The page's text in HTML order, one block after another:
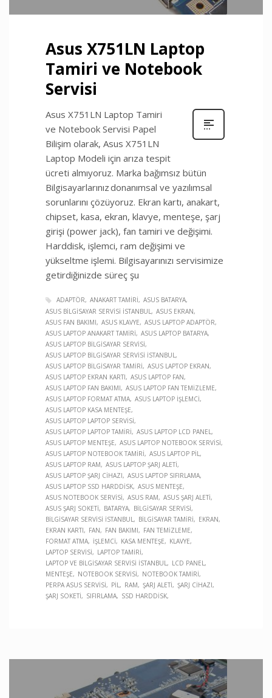
Asus X751LN Laptop
Tamiri ve Notebook
Servisi
Asus X751LN Laptop Tamiri
ve Notebook Servisi Papel
Bilişim olarak, Asus X751LN
Laptop Modeli için arıza tespit
ücreti almıyoruz. Marka bağımsız bütün
Bilgisayarlarınız donanımsal ve yazılımsal
sorunlarını çözüyoruz. Ekran kartı, anakart,
chipset, kasa, ekran, klavye, menteşe, şarj
girişi (power jack), fan tamiri ve değişimi.
Harddisk, işlemci, ram değişimi ve
yükseltme işlemi. Bilgisayarınızı servisimize
getirdiğinizde süreç şu
ADAPTÖR ANAKART TAMIRI
ASUS BATARYA
ASUS BILGISAYAR SERVISI İSTANBUL ASUS EKRAN
ASUS FAN BAKIMI
ASUS KLAVYE
ASUS LAPTOP ADAPTÖR
ASUS LAPTOP ANAKART TAMIRI
ASUS LAPTOP BATARYA
ASUS LAPTOP BILGISAYAR SERVISI
ASUS LAPTOP BILGISAYAR SERVISI İSTANBUL
ASUS LAPTOP BILGISAYAR TAMIRI
ASUS LAPTOP EKRAN
ASUS LAPTOP EKRAN KARTI
ASUS LAPTOP FAN
ASUS LAPTOP FAN BAKIMI
ASUS LAPTOP FAN TEMIZLEME
ASUS LAPTOP FORMAT ATMA ASUS LAPTOP İŞLEMCI
ASUS LAPTOP KASA MENTEŞE
ASUS LAPTOP LAPTOP SERVISI
ASUS LAPTOP LAPTOP TAMIRI
ASUS LAPTOP LCD PANEL
ASUS LAPTOP MENTEŞE
ASUS LAPTOP NOTEBOOK SERVISI
ASUS LAPTOP NOTEBOOK TAMIRI
ASUS LAPTOP PIL
ASUS LAPTOP RAM
ASUS LAPTOP ŞARJ ALETI
ASUS LAPTOP ŞARJ CIHAZI
ASUS LAPTOP SIFIRLAMA
ASUS LAPTOP SSD HARDDISK ASUS MENTEŞE
ASUS NOTEBOOK SERVISI
ASUS RAM
ASUS ŞARJ ALETI
ASUS ŞARJ SOKETI
BATARYA
BILGISAYAR SERVISI
BILGISAYAR SERVISI İSTANBUL
BILGISAYAR TAMIRI
EKRAN
EKRAN KARTI
FAN FAN BAKIMI
FAN TEMIZLEME
FORMAT ATMA
İŞLEMCI KASA MENTEŞE
KLAVYE
LAPTOP SERVISI
LAPTOP TAMIRI
LAPTOP VE BILGISAYAR SERVISI İSTANBUL
LCD PANEL
MENTEŞE
NOTEBOOK SERVISI
NOTEBOOK TAMIRI
PERPA ASUS SERVISI
PIL RAM ŞARJ ALETI
ŞARJ CIHAZI
ŞARJ SOKETI
SIFIRLAMA SSD HARDDISK